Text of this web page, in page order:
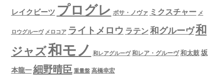
レイクビーツ プログレ ボサ・ノヴァ ミクスチャー メ
ロウグルーヴ メロコア ライトメロウ ラテン 和グルーヴ和
ジャズ和モノ 和レアグルーヴ 和レア・グルーヴ 和太鼓坂
本龍一細野晴臣 重量盤 高橋幸宏